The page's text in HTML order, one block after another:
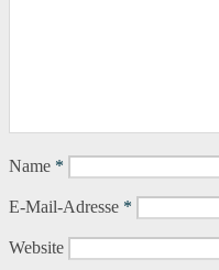
Name *
E-Mail-Adresse *
Website